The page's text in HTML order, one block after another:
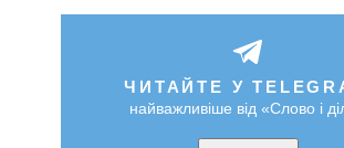
ЧИТАЙТЕ У
найважливіше від «Слово і